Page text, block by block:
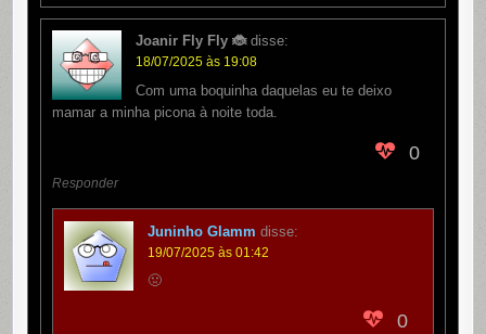
Joanir Fly Fly 🐞 disse:
18/07/2025 às 19:08
Com uma boquinha daquelas eu te deixo
mamar a minha picona à noite toda.
0
Responder
Juninho Glamm disse:
19/07/2025 às 01:42
🤢
0